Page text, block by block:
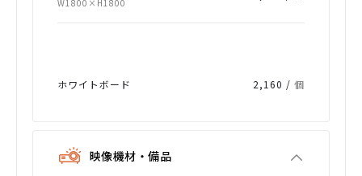
W1800×H1800
ホワイトボード 2,160 /個
映像機材・備品